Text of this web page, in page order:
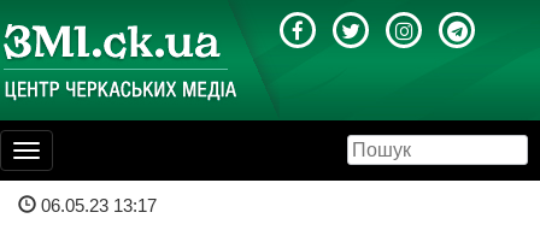
Toggle
navigation
06.05.23 13:17